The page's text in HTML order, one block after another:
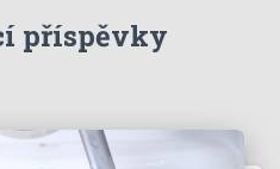
příspěvky